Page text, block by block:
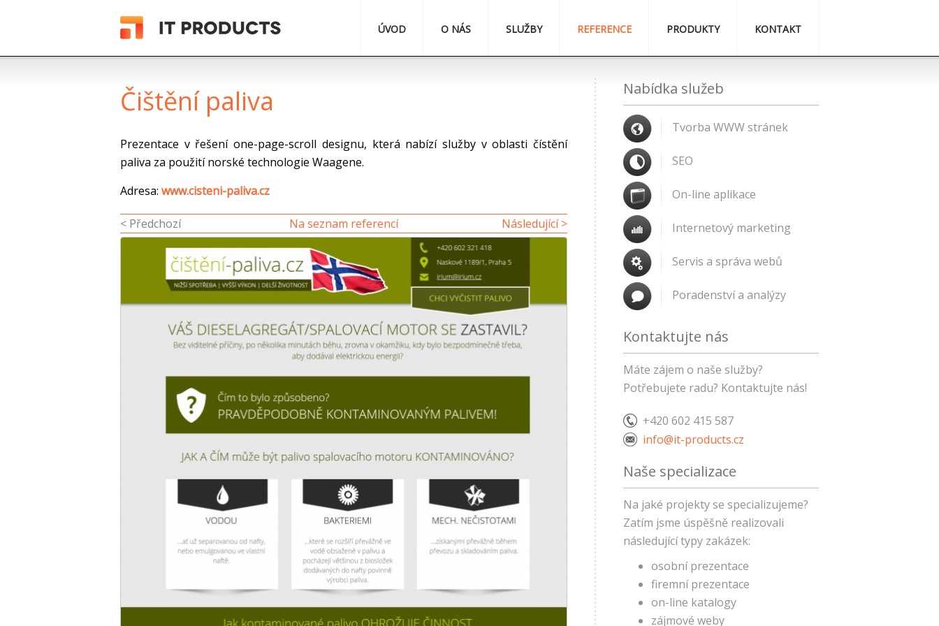
Čištění paliva
Prezentace v řešení one-page-scroll designu, která nabízí služby v oblasti čístění
paliva za použití norské technologie Waagene.
Adresa: www.cisteni-paliva.cz
< Předchozí Na seznam referencí Následující >
Nabídka služeb
Tvorba WWW stránek
SEO
On-line aplikace
Internetový marketing
Servis a správa webů
Poradenství a analýzy
Kontaktujte nás
Máte zájem o naše služby?
Potřebujete radu? Kontaktujte nás!
+420 602 415 587
info@it-products.cz
Naše specializace
Na jaké projekty se specializujeme?
Zatím jsme úspěšně realizovali
následující typy zakázek:
osobní prezentace
firemní prezentace
on-line katalogy
zájmové weby
ÚVOD O NÁS SLUŽBY REFERENCE PRODUKTY KONTAKT